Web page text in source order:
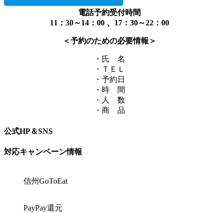
電話予約受付時間
11：30～14：00 、17：30～22：00
＜予約のための必要情報＞
・氏 名
・ＴＥＬ
・予約日
・時 間
・人 数
・商 品
公式HP＆SNS
対応キャンペーン情報
信州GoToEat
PayPay還元